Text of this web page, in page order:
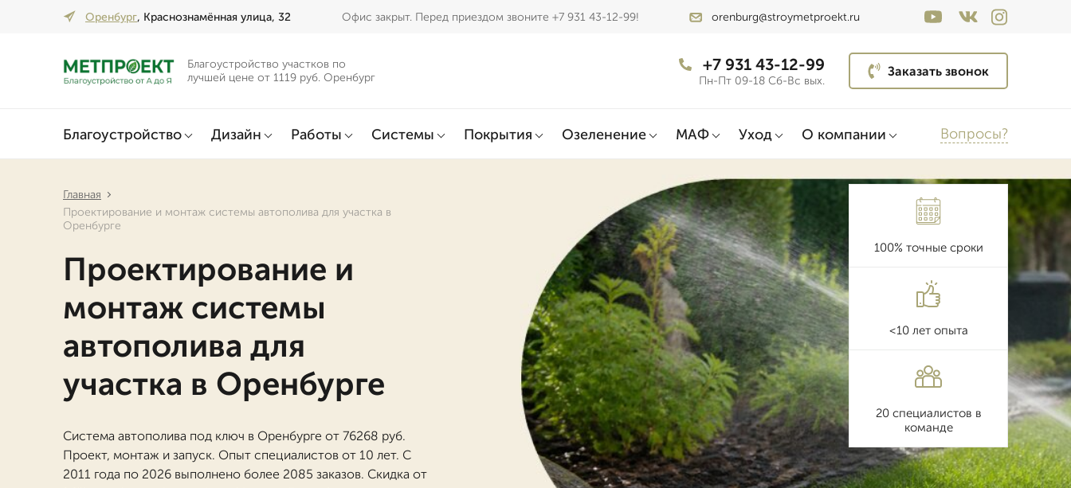
Оренбург, Краснознамённая улица, 32 Офис закрыт. Перед приездом звоните +7 931 43-12-99! orenburg@stroymetproekt.ru
Благоустройство участков по
лучшей цене от 1119 руб. Оренбург
+7 931 43-12-99
Пн-Пт 09-18 Сб-Вс вых.
Заказать звонок
Благоустройство Дизайн Работы Системы Покрытия Озеленение МАФ Уход О компании Вопросы?
Главная
Проектирование и монтаж системы автополива для участка в
Оренбурге
Проектирование и
монтаж системы
автополива для
участка в Оренбурге
Система автополива под ключ в Оренбурге от 76268 руб.
Проект, монтаж и запуск. Опыт специалистов от 10 лет. С
2011 года по 2026 выполнено более 2085 заказов. Скидка от
100% точные сроки
<10 лет опыта
20 специалистов в
команде